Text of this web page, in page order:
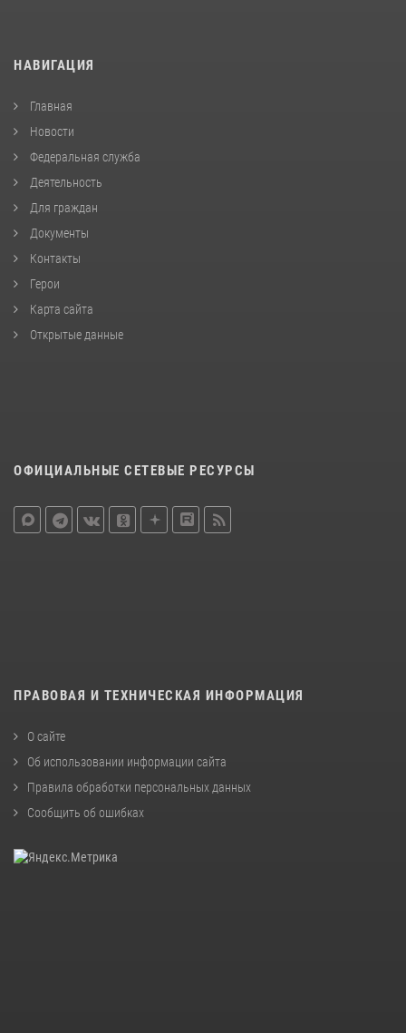
НАВИГАЦИЯ
Главная
Новости
Федеральная служба
Деятельность
Для граждан
Документы
Контакты
Герои
Карта сайта
Открытые данные
ОФИЦИАЛЬНЫЕ СЕТЕВЫЕ РЕСУРСЫ
ПРАВОВАЯ И ТЕХНИЧЕСКАЯ ИНФОРМАЦИЯ
О сайте
Об использовании информации сайта
Правила обработки персональных данных
Сообщить об ошибках